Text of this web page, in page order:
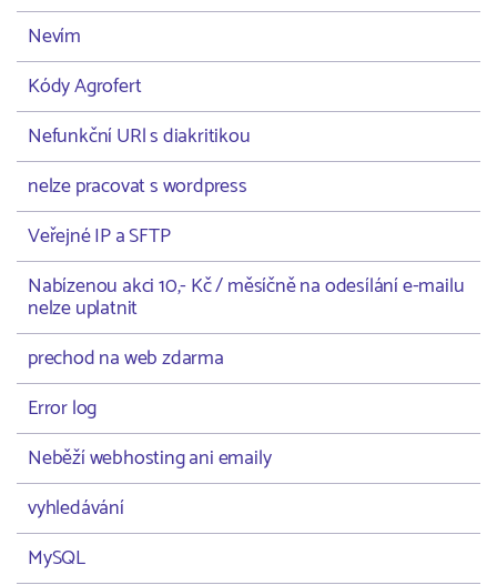
Nevím
Kódy Agrofert
Nefunkční URl s diakritikou
nelze pracovat s wordpress
Veřejné IP a SFTP
Nabízenou akci 10,- Kč / měsíčně na odesílání e-mailu
nelze uplatnit
prechod na web zdarma
Error log
Neběží webhosting ani emaily
vyhledávání
MySQL